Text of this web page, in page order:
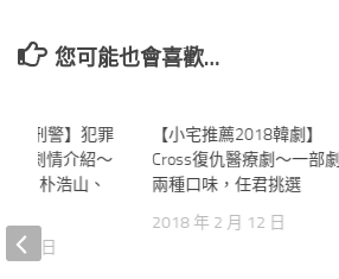
您可能也會喜歡…
【小宅推薦2018韓劇】
Cross復仇醫療劇～一部劇
兩種口味，任君挑選
2018 年 2 月 12 日
壞刑警】犯罪
警 劇情介紹～
、朴浩山、
27 日